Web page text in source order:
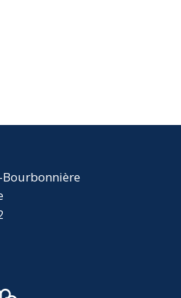
Bourbonnière